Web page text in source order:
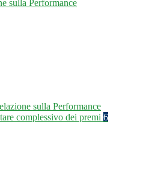
sulla Performance
sulla Performance
complessivo dei premi 6